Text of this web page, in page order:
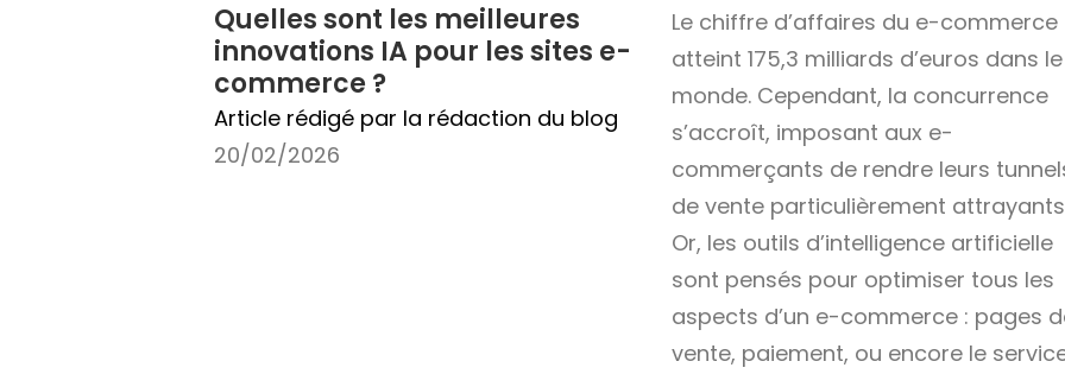
Quelles sont les meilleures
innovations IA pour les sites e-
commerce ?
Article rédigé par la rédaction du blog
20/02/2026
Le chiffre d’affaires du e-commerce
atteint 175,3 milliards d’euros dans le
monde. Cependant, la concurrence
s’accroît, imposant aux e-
commerçants de rendre leurs
de vente particulièrement
Or, les outils d’intelligence artificielle
sont pensés pour optimiser tous les
aspects d’un e-commerce : pages
vente, paiement, ou encore le